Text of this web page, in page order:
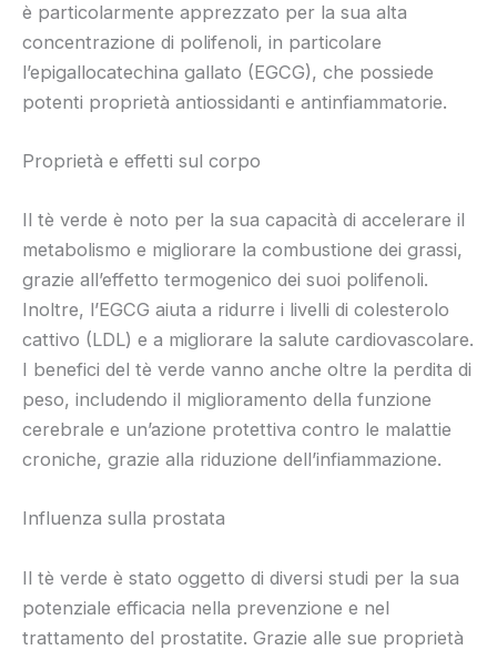
è particolarmente apprezzato per la sua alta
concentrazione di polifenoli, in particolare
l’epigallocatechina gallato (EGCG), che possiede
potenti proprietà antiossidanti e antinfiammatorie.
Proprietà e effetti sul corpo
Il tè verde è noto per la sua capacità di accelerare il
metabolismo e migliorare la combustione dei grassi,
grazie all’effetto termogenico dei suoi polifenoli.
Inoltre, l’EGCG aiuta a ridurre i livelli di colesterolo
cattivo (LDL) e a migliorare la salute cardiovascolare.
I benefici del tè verde vanno anche oltre la perdita di
peso, includendo il miglioramento della funzione
cerebrale e un’azione protettiva contro le malattie
croniche, grazie alla riduzione dell’infiammazione.
Influenza sulla prostata
Il tè verde è stato oggetto di diversi studi per la sua
potenziale efficacia nella prevenzione e nel
trattamento del prostatite. Grazie alle sue proprietà